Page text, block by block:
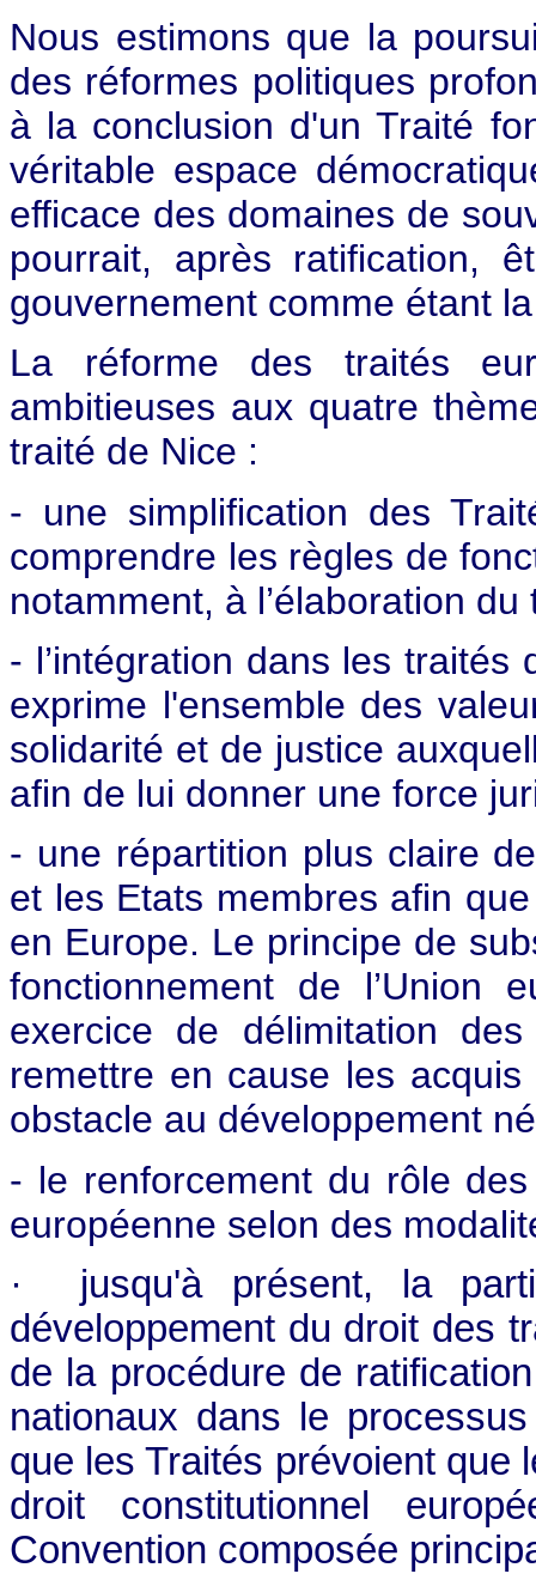
Nous estimons que la
des réformes politiques
à la conclusion d'un Traité
véritable espace
efficace des domaines de
pourrait, après ratification,
gouvernement comme étant
La réforme des traités
ambitieuses aux quatre
traité de Nice :
- une simplification des
comprendre les règles de
notamment, à l’élaboration
- l’intégration dans les
exprime l'ensemble des
solidarité et de justice
afin de lui donner une force
- une répartition plus claire
et les Etats membres afin
en Europe. Le principe de
fonctionnement de l’Union
exercice de délimitation
remettre en cause les
obstacle au développement
- le renforcement du rôle
européenne selon des
· jusqu'à présent, la
développement du droit des
de la procédure de
nationaux dans le
que les Traités prévoient que
droit constitutionnel
Convention composée